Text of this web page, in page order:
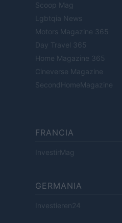
Scoop Mag
Lgbtqia News
Motors Magazine 365
Day Travel 365
Home Magazine 365
Cineverse Magazine
SecondHomeMagazine
FRANCIA
InvestirMag
GERMANIA
Investieren24